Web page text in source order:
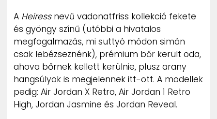
UTCA
ZENE
MÉDIAAJÁNLAT
IMPRESSZUM
PR-ARCHÍVUM
ADATKEZELÉSI TÁJÉKOZTATÓ
A Heiressnevű vadonatfriss kollekció fekete
és gyöngy színű (utóbbi a hivatalos
megfogalmazás, mi suttyó módon simán
csak lebézseznénk), prémium bőr került oda,
ahova bőrnek kellett kerülnie, plusz arany
hangsúlyok is megjelennek itt-ott. A modellek
pedig: Air Jordan X Retro, Air Jordan 1 Retro
High, Jordan Jasmine és Jordan Reveal.